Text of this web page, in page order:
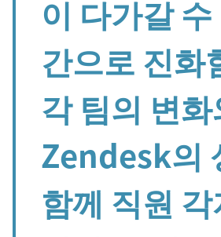
이 다가갈
간으로 진화
각 팀의 변
Zendesk의
함께 직원